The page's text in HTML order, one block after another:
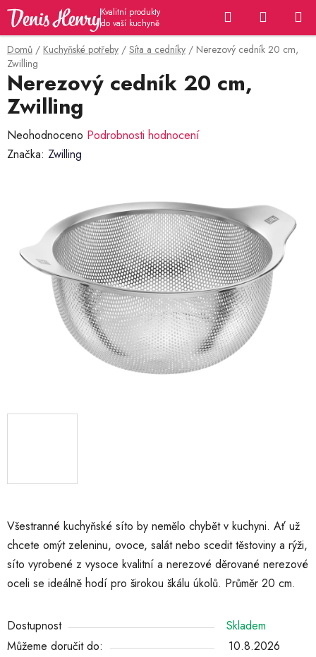
Přejít
obsah
Hledat
KOŠÍK
Domů / Kuchyňské potřeby / Síta a cedníky / Nerezový cedník 20 cm,
Zwilling
Všestranné kuchyňské síto by nemělo chybět v kuchyni. Ať už
chcete omýt zeleninu, ovoce, salát nebo scedit těstoviny a rýži,
síto vyrobené z vysoce kvalitní a nerezové děrované nerezové
oceli se ideálně hodí pro širokou škálu úkolů. Průměr 20 cm.
Dostupnost
Skladem
Můžeme doručit do:
10.8.2026
Nerezový cedník 20 cm,
Zwilling
Průměrné
hodnocení
hvězdiček.
Neohodnoceno Podrobnosti hodnocení
Značka: Zwilling